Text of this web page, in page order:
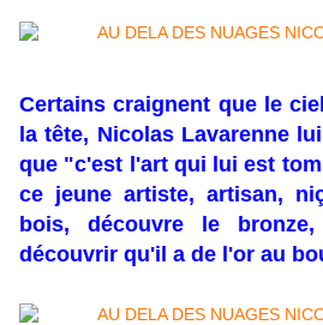
Certains craignent que le
la tête, Nicolas Lavarenne
que "c'est l'art qui lui est
ce jeune artiste, artisan,
bois, découvre le
découvrir qu'il a de l'or au